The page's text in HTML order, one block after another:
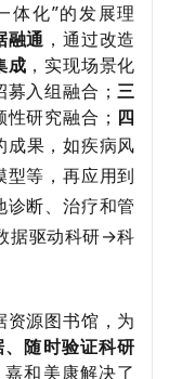
体化”的发展理
融通 ，通过改造
成 ，实现场景化
募入组融合；三
研究融合； 四
成果，如疾病风
型等，再应用到
诊断、治疗和管
据驱动科研→科
源图书馆，为
随时验证科研
和美康解决了